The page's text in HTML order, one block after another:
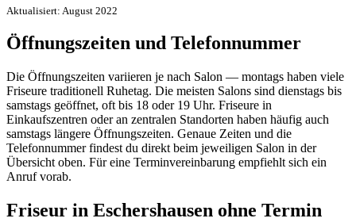
Aktualisiert: August 2022
Öffnungszeiten und Telefonnummer
Die Öffnungszeiten variieren je nach Salon — montags haben viele
Friseure traditionell Ruhetag. Die meisten Salons sind dienstags bis
samstags geöffnet, oft bis 18 oder 19 Uhr. Friseure in
Einkaufszentren oder an zentralen Standorten haben häufig auch
samstags längere Öffnungszeiten. Genaue Zeiten und die
Telefonnummer findest du direkt beim jeweiligen Salon in der
Übersicht oben. Für eine Terminvereinbarung empfiehlt sich ein
Anruf vorab.
Friseur in Eschershausen ohne Termin